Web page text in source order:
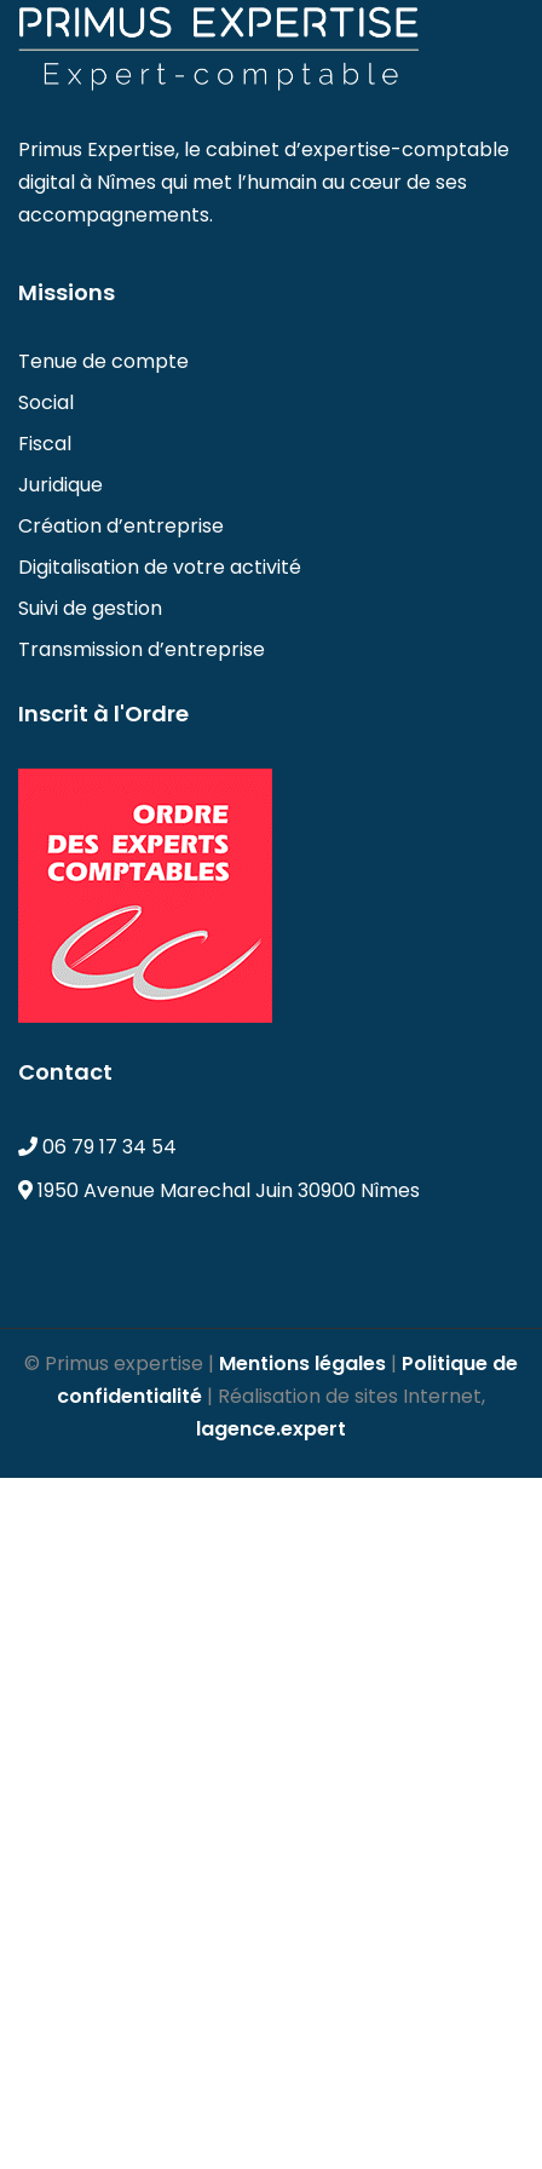
Primus Expertise, le cabinet d’expertise-comptable
digital à Nîmes qui met l’humain au cœur de ses
accompagnements.
Missions
Tenue de compte
Social
Fiscal
Juridique
Création d’entreprise
Digitalisation de votre activité
Suivi de gestion
Transmission d’entreprise
Inscrit à l'Ordre
Contact
06 79 17 34 54
1950 Avenue Marechal Juin30900 Nîmes
© Primus expertise | Mentions légales | Politique de
confidentialité | Réalisation de sites Internet,
lagence.expert